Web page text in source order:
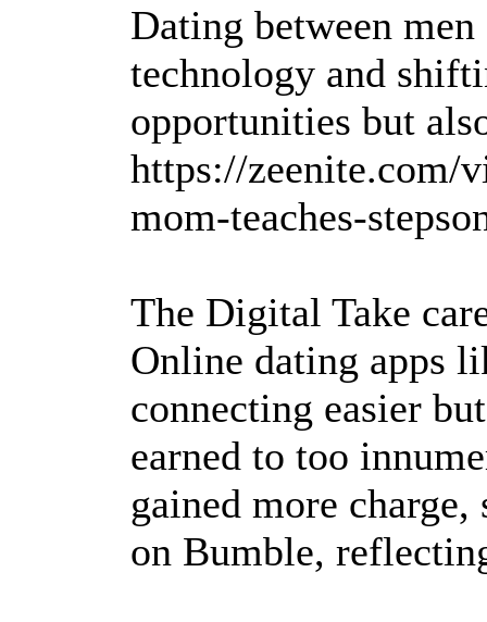
Dating between
technology and
opportunities but
https://zeenite.com/
mom-teaches-
The Digital Take
Online dating apps
connecting easier
earned to too
gained more
on Bumble,